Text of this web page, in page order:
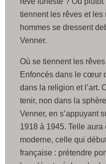
tiennent les rêves et
hommes se dressent
Venner.
Où se tiennent les
Enfoncés dans le cœur
dans la religion et l’art.
tenir, non dans la
Venner, en s’appuyant
1918 à 1945. Telle
moderne, celle qui
française : prétendre